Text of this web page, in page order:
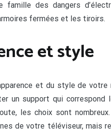
famille des dangers
fermées et les tiroirs.
et style
et du style de
un support qui
les choix sont
de votre téléviseur, mais